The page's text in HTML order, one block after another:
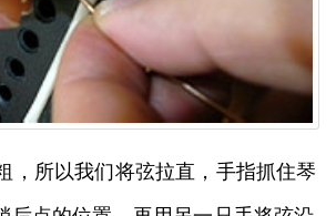
，所以我们将弦拉直，手指抓住琴